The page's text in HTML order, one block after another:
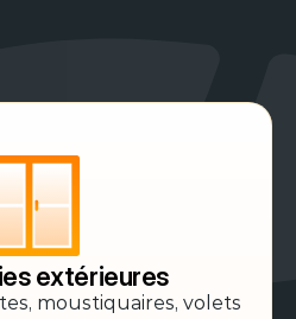
vos travaux
extérieures
moustiquaires, volets